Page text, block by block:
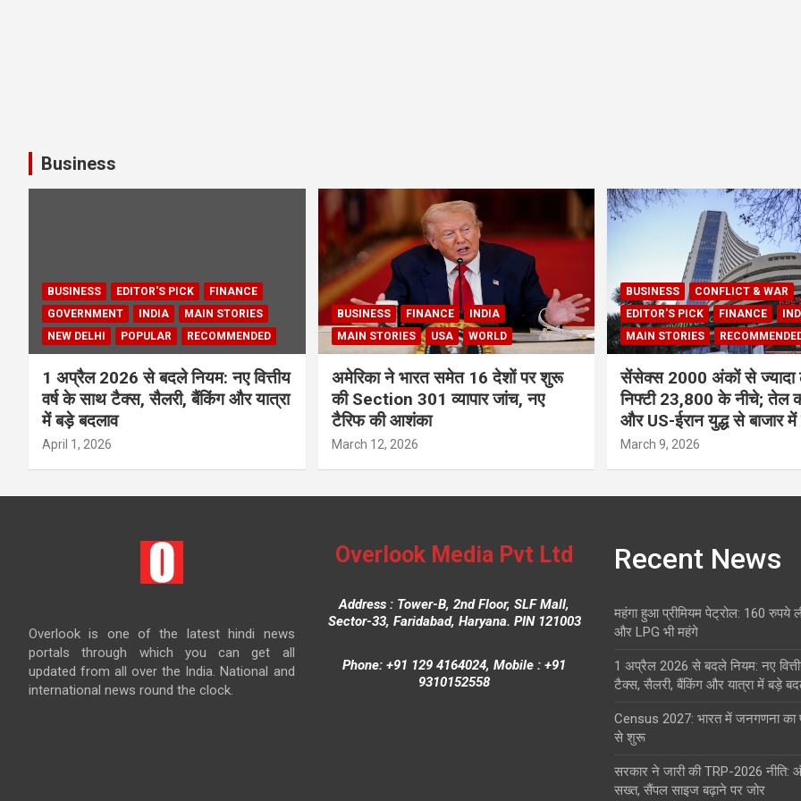
Business
BUSINESS EDITOR'S PICK
FINANCE
GOVERNMENT
INDIA
MAIN STORIES
NEW DELHI
POPULAR RECOMMENDED
1 अप्रैल 2026 से बदले नियम: नए वित्तीय
वर्ष के साथ टैक्स, सैलरी, बैंकिंग और यात्रा
में बड़े बदलाव
April 1, 2026
BUSINESS FINANCE
INDIA
MAIN STORIES
USA WORLD
अमेरिका ने भारत समेत 16 देशों पर शुरू
की Section 301 व्यापार जांच, नए
टैरिफ की आशंका
March 12, 2026
BUSINESS
CONFLICT & WAR
EDITOR'S PICK
FINANCE
MAIN STORIES
सेंसेक्स 2000 अंकों से ज्यादा
निफ्टी 23,800 के नीचे; तेल
और US-ईरान युद्ध से बाजार
March 9, 2026
Overlook is one of the latest hindi news
portals through which you can get all
updated from all over the India. National and
international news round the clock.
Overlook Media Pvt Ltd
Address : Tower-B, 2nd Floor, SLF Mall,
Sector-33, Faridabad, Haryana. PIN 121003
Phone: +91 129 4164024, Mobile : +91
9310152558
Recent News
महंगा हुआ प्रीमियम पेट्रोल: 160 रुपये
और LPG भी महंगे
1 अप्रैल 2026 से बदले नियम: नए
टैक्स, सैलरी, बैंकिंग और यात्रा में बड़े
Census 2027: भारत में जनगणना
से शुरू
सरकार ने जारी की TRP-2026 नीति:
सख्त, सैंपल साइज बढ़ाने पर जोर